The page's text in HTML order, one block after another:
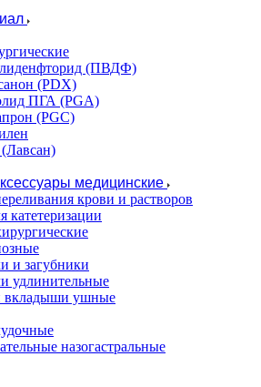
(ПВДФ)
(PDX)
ПГА (PGA)
(PGC)
медицинские
крови и растворов
катетеризации
и загубники
удлинительные
вкладыши ушные
назогастральные